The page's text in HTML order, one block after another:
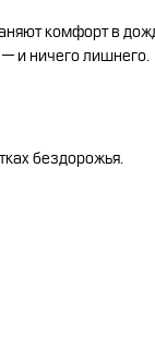
комфорт в
и ничего лишнего.
бездорожья.